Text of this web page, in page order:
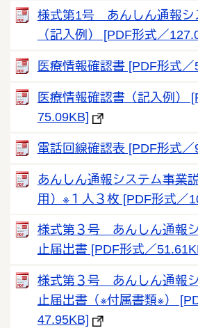
様式第1号 あんしん通報シ
（記入例） [PDF形式／
医療情報確認書 [PDF形式／
医療情報確認書（記入例）
75.09KB]
電話回線確認表 [PDF形式／
あんしん通報システム事業
用）※１人３枚 [PDF形式／
様式第３号 あんしん通報
止届出書 [PDF形式／
様式第３号 あんしん通報
止届出書（※付属書類※）
47.95KB]